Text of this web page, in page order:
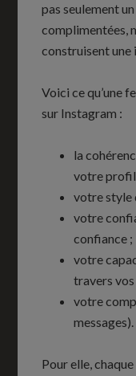
pas seulement
complimentées,
construisent une
Voici ce qu’une
sur Instagram :
la
votre
votre style
votre
confiance ;
votre
travers
votre
messages).
Pour elle,